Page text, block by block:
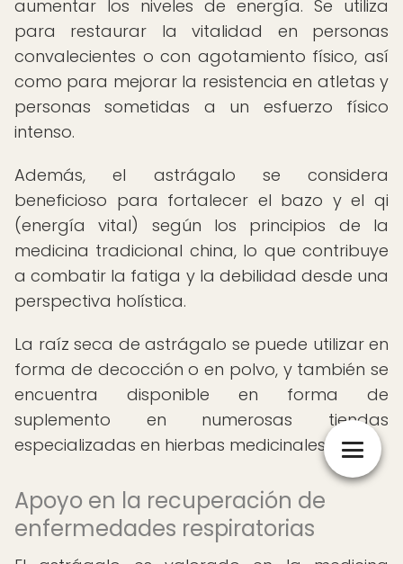
aumentar los niveles de energía. Se utiliza
para restaurar la vitalidad en personas
convalecientes o con agotamiento físico, así
como para mejorar la resistencia en atletas y
personas sometidas a un esfuerzo físico
intenso.
Además, el astrágalo se considera
beneficioso para fortalecer el bazo y el qi
(energía vital) según los principios de la
medicina tradicional china, lo que contribuye
a combatir la fatiga y la debilidad desde una
perspectiva holística.
La raíz seca de astrágalo se puede utilizar en
forma de decocción o en polvo, y también se
encuentra disponible en forma de
suplemento en numerosas tiendas
especializadas en hierbas medicinales.
Apoyo en la recuperación de
enfermedades respiratorias